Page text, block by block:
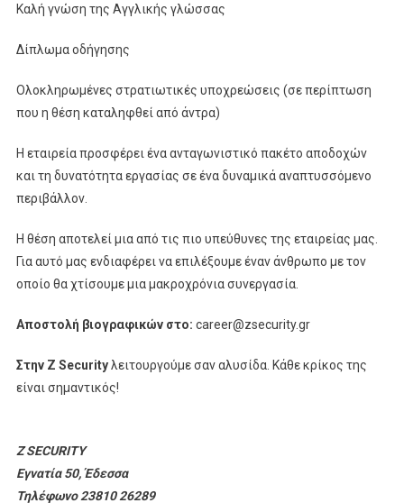
Καλή γνώση της Αγγλικής γλώσσας
Δίπλωμα οδήγησης
Ολοκληρωμένες στρατιωτικές υποχρεώσεις (σε περίπτωση
που η θέση καταληφθεί από άντρα)
Η εταιρεία προσφέρει ένα ανταγωνιστικό πακέτο αποδοχών
και τη δυνατότητα εργασίας σε ένα δυναμικά αναπτυσσόμενο
περιβάλλον.
Η θέση αποτελεί μια από τις πιο υπεύθυνες της εταιρείας μας.
Για αυτό μας ενδιαφέρει να επιλέξουμε έναν άνθρωπο με τον
οποίο θα χτίσουμε μια μακροχρόνια συνεργασία.
Αποστολή βιογραφικών στο: career@zsecurity.gr
Στην Z Securityλειτουργούμε σαν αλυσίδα. Κάθε κρίκος της
είναι σημαντικός!
Z SECURITY
Εγνατία 50, Έδεσσα
Τηλέφωνο 23810 26289